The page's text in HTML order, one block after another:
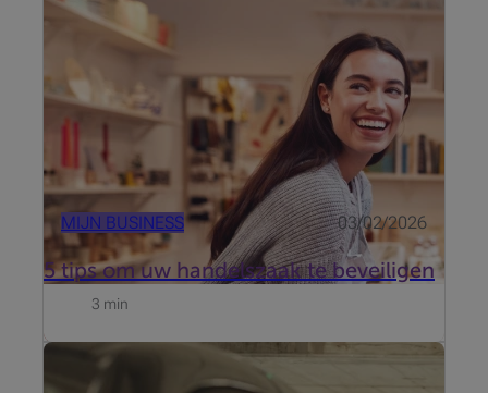
MIJN BUSINESS 03/02/2026
5 tips om uw handelszaak te beveiligen
maatregelen.
3 min
Of u nu werkt als zelfstandige, zaakvoerder van een
kmo of een vrij beroep uitoefent, mobiliteit is een